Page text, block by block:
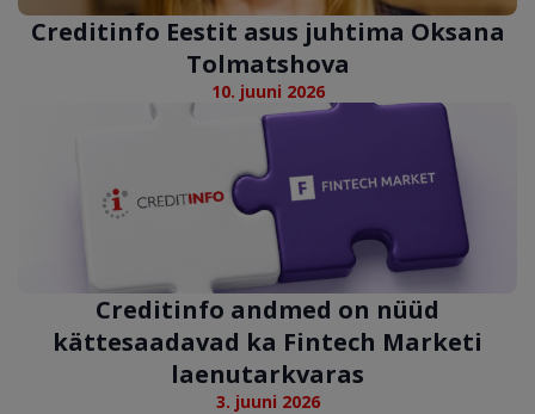
Creditinfo Eestit asus juhtima Oksana
Tolmatshova
10. juuni 2026
Creditinfo andmed on nüüd
kättesaadavad ka Fintech Marketi
laenutarkvaras
3. juuni 2026